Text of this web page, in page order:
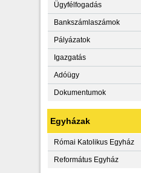
Ügyfélfogadás
Bankszámlaszámok
Pályázatok
Igazgatás
Adóügy
Dokumentumok
Egyházak
Római Katolikus Egyház
Református Egyház